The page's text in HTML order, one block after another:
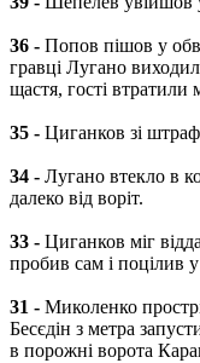
36 - Попов пішов у
гравці Лугано
щастя, гості втратили
35 - Циганков зі
34 - Лугано втекло в
далеко від воріт.
33 - Циганков міг
пробив сам і поцілив
31 - Миколенко
Бесєдін з метра
в порожні ворота